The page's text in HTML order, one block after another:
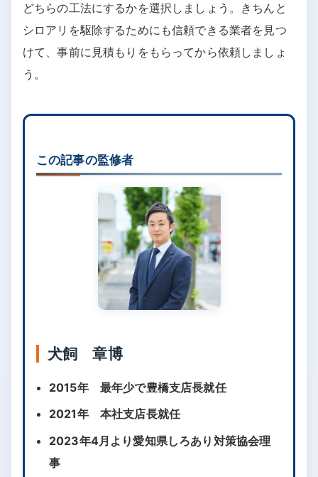
どちらの工法にするかを選択しましょう。きちんと
シロアリを駆除するためにも信頼できる業者を見つ
けて、事前に見積もりをもらってから依頼しましょ
う。
この記事の監修者
犬飼 章博
2015年 最年少で豊橋支店長就任
2021年 本社支店長就任
2023年4月より愛知県しろあり対策協会理
事